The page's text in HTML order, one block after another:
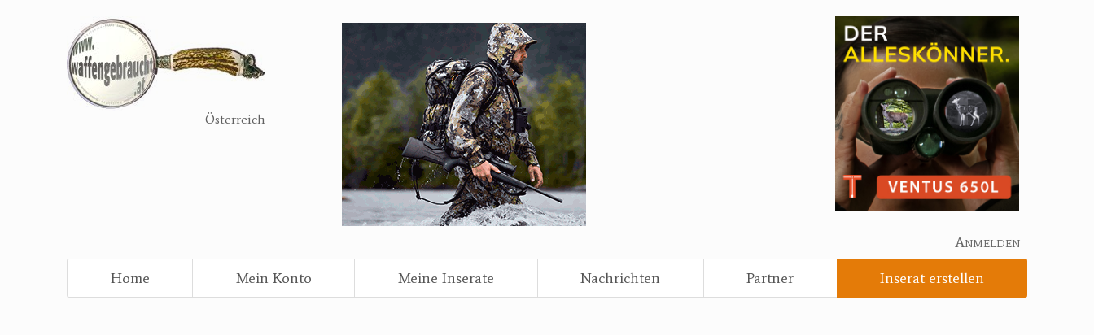
Österreich
Anmelden
Home
Mein Konto Meine Inserate Nachrichten Partner Inserat erstellen